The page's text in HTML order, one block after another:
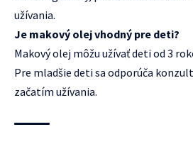
užívania.
Je makový olej vhodný pre deti?
Makový olej môžu užívať deti od 3
Pre mladšie deti sa odporúča
začatím užívania.